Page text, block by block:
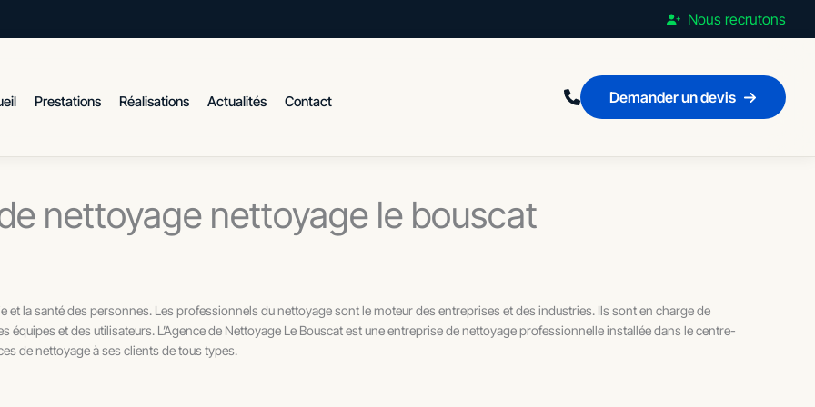
Nous recrutons
Prestations Réalisations Actualités Contact Demander un devis
nettoyage nettoyage le bouscat
et la santé des personnes. Les professionnels du nettoyage sont le moteur des entreprises et des industries. Ils sont en charge de
équipes et des utilisateurs. L’Agence de Nettoyage Le Bouscat est une entreprise de nettoyage professionnelle installée dans le centre-
de nettoyage à ses clients de tous types.